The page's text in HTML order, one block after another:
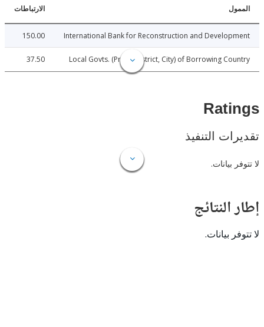
الارتباطات
International Bank for Reconstruction and
150.00
Local Govts. (Prov., District, City) of Borrowing
37.50
التنفيذ
بيانات.
بيانات.